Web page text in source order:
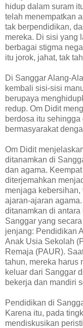
hidup dalam suram
telah menempatkan
tak berpendidikan,
mereka. Di sisi yang
berbagai stigma
itu jorok, jahat, tak
Di Sanggar Alang-
kembali sisi-sisi
berupaya
redup. Om Didit
berdosa itu
bermasyarakat
Om Didit
ditanamkan di
dan agama.
diterjemahkan
menjaga
ajaran-ajaran
ditanamkan di
Sanggar yang
jenjang: Pendidikan
Anak Usia Sekolah
Remaja (PAUR).
tahun, mereka harus
keluar dari Sanggar
bekerja dan mandiri
Pendidikan di
Karena itu, pada
mendiskusikan